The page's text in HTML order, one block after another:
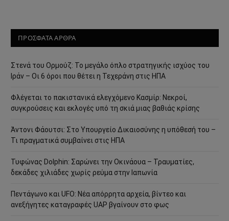
ΠΡΟΣΦΑΤΑ ΑΡΘΡΑ
Στενά του Ορμούζ: Το μεγάλο όπλο στρατηγικής ισχύος του
Ιράν – Οι 6 όροι που θέτει η Τεχεράνη στις ΗΠΑ
Φλέγεται το πακιστανικά ελεγχόμενο Κασμίρ: Νεκροί,
συγκρούσεις και εκλογές υπό τη σκιά μιας βαθιάς κρίσης
Άντονι Φάουτσι: Στο Υπουργείο Δικαιοσύνης η υπόθεσή του –
Τι πραγματικά συμβαίνει στις ΗΠΑ
Τυφώνας Dolphin: Σαρώνει την Οκινάουα – Τραυματίες,
δεκάδες χιλιάδες χωρίς ρεύμα στην Ιαπωνία
Πεντάγωνο και UFO: Νέα απόρρητα αρχεία, βίντεο και
ανεξήγητες καταγραφές UAP βγαίνουν στο φως